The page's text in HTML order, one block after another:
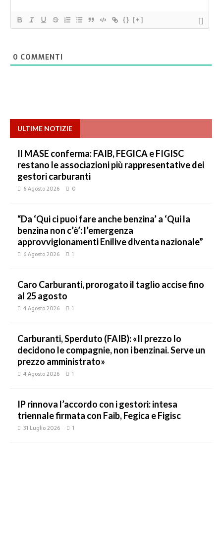
{} [+]
0 COMMENTI
ULTIME NOTIZIE
Il MASE conferma: FAIB, FEGICA e FIGISC
restano le associazioni più rappresentative dei
gestori carburanti
6 Agosto 2026 0
“Da ‘Qui ci puoi fare anche benzina’ a ‘Qui la
benzina non c’è’: l’emergenza
approvvigionamenti Enilive diventa nazionale”
6 Agosto 2026 1
Caro Carburanti, prorogato il taglio accise fino
al 25 agosto
4 Agosto 2026 1
Carburanti, Sperduto (FAIB): «Il prezzo lo
decidono le compagnie, non i benzinai. Serve un
prezzo amministrato»
4 Agosto 2026 1
IP rinnova l’accordo con i gestori: intesa
triennale firmata con Faib, Fegica e Figisc
31 Luglio 2026 1